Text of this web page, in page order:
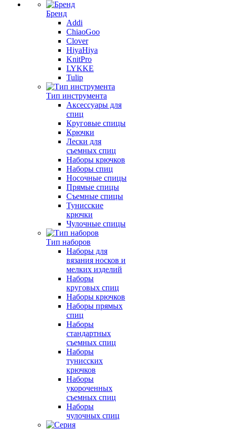
Бренд
Addi
ChiaoGoo
Clover
HiyaHiya
KnitPro
LYKKE
Tulip
Тип инструмента
Аксессуары для
спиц
Круговые спицы
Крючки
Лески для
съемных спиц
Наборы крючков
Наборы спиц
Носочные спицы
Прямые спицы
Съемные спицы
Тунисские
крючки
Чулочные спицы
Тип наборов
Наборы для
вязания носков и
мелких изделий
Наборы
круговых спиц
Наборы крючков
Наборы прямых
спиц
Наборы
стандартных
съемных спиц
Наборы
тунисских
крючков
Наборы
укороченных
съемных спиц
Наборы
чулочных спиц